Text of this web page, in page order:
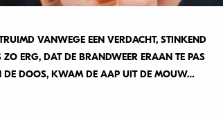
VANWEGE EEN VERDACHT, STINKEND
ERG, DAT DE BRANDWEER ERAAN TE PAS
DE DOOS, KWAM DE AAP UIT DE MOUW…